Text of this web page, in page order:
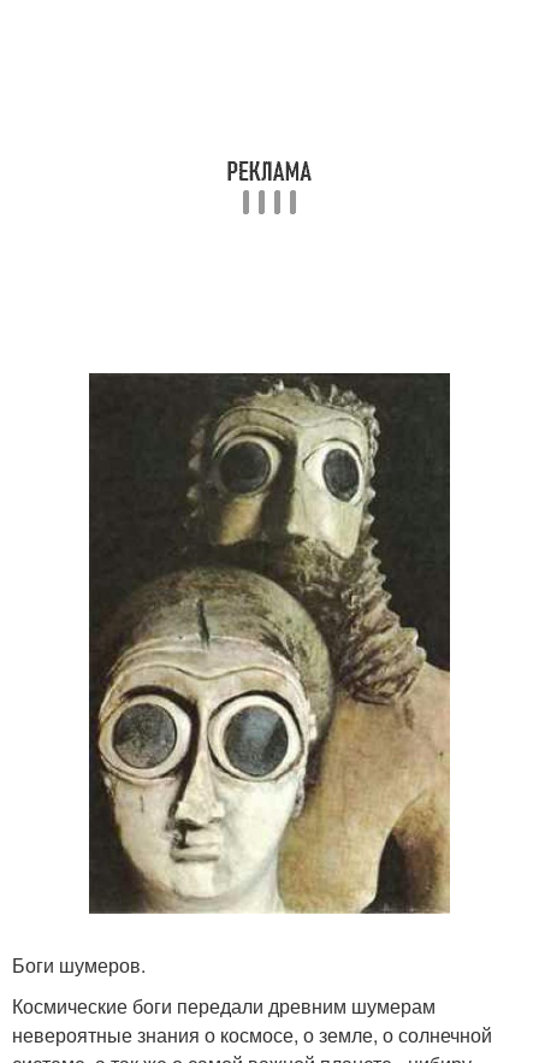
Боги шумеров.
Космические боги передали древним шумерам
невероятные знания о космосе, о земле, о солнечной